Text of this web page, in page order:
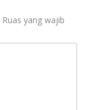
Ruas yang wajib